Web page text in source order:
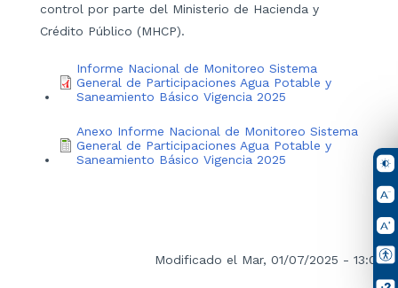
control por parte del Ministerio de Hacienda y
Crédito Público (MHCP).
Informe Nacional de Monitoreo Sistema
General de Participaciones Agua Potable y
Saneamiento Básico Vigencia 2025
Anexo Informe Nacional de Monitoreo Sistema
General de Participaciones Agua Potable y
Saneamiento Básico Vigencia 2025
Modificado el Mar, 01/07/2025 - 13:00